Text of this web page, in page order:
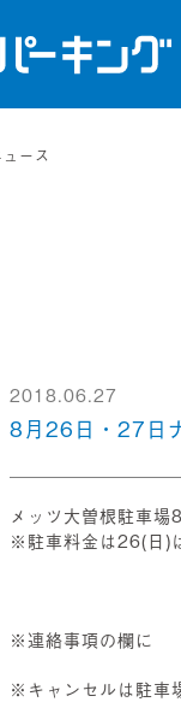
ュース
2018.06.27
8月26日・27日
メッツ大曽根駐車
※駐車料金は26(日)
※連絡事項の欄に
※キャンセルは駐車